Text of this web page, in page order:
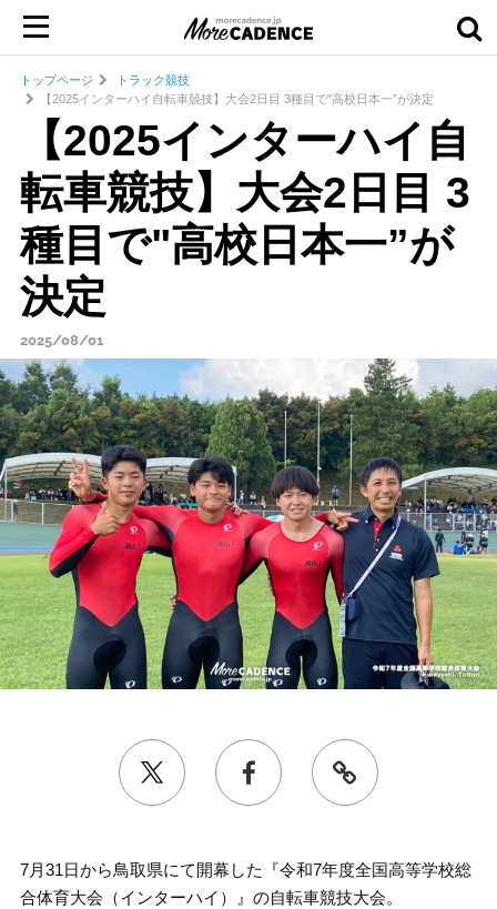
トップページ
トラック競技
【2025インターハイ自転車競技】大会2日目 3種目で"高校日本一”が決定
【2025インターハイ自
転車競技】大会2日目 3
種目で"高校日本一”が
決定
2025/08/01
7月31日から鳥取県にて開幕した『令和7年度全国高等学校総
合体育大会（インターハイ）』の自転車競技大会。